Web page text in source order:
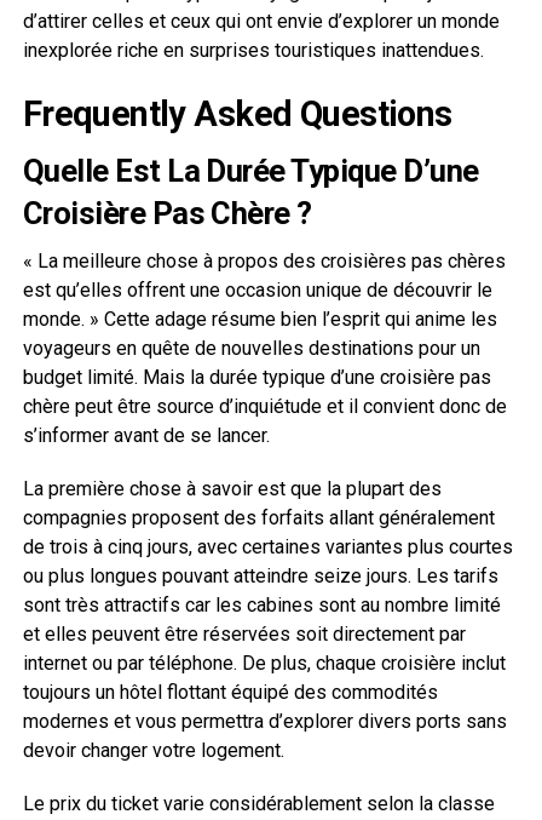
d’attirer celles et ceux qui ont envie d’explorer un monde
inexplorée riche en surprises touristiques inattendues.
Frequently Asked Questions
Quelle Est La Durée Typique D’une
Croisière Pas Chère ?
« La meilleure chose à propos des croisières pas chères
est qu’elles offrent une occasion unique de découvrir le
monde. » Cette adage résume bien l’esprit qui anime les
voyageurs en quête de nouvelles destinations pour un
budget limité. Mais la durée typique d’une croisière pas
chère peut être source d’inquiétude et il convient donc de
s’informer avant de se lancer.
La première chose à savoir est que la plupart des
compagnies proposent des forfaits allant généralement
de trois à cinq jours, avec certaines variantes plus courtes
ou plus longues pouvant atteindre seize jours. Les tarifs
sont très attractifs car les cabines sont au nombre limité
et elles peuvent être réservées soit directement par
internet ou par téléphone. De plus, chaque croisière inclut
toujours un hôtel flottant équipé des commodités
modernes et vous permettra d’explorer divers ports sans
devoir changer votre logement.
Le prix du ticket varie considérablement selon la classe